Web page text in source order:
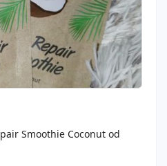
Smoothie Coconut od